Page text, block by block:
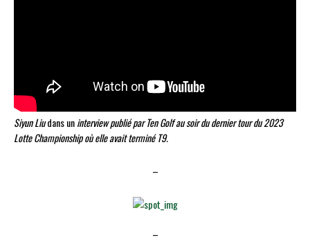
Siyun Liudans uninterview publié par Ten Golf au soir du dernier tour du 2023
Lotte Championship où elle avait terminé T9.
–
–